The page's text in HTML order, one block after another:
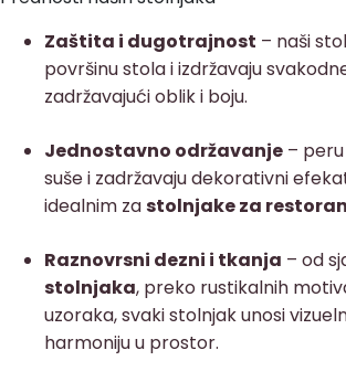
Zaštita i dugotrajnost – naši
površinu stola i izdržavaju
zadržavajući oblik i boju.
Jednostavno održavanje –
suše i zadržavaju dekorativni
idealnim zastolnjake za
Raznovrsni dezni i tkanja – od
stolnjaka, preko rustikalnih
uzoraka, svaki stolnjak unosi
harmoniju u prostor.